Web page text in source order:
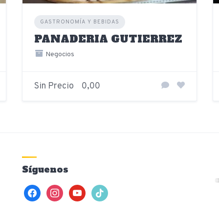
GASTRONOMÍA Y BEBIDAS
PANADERIA GUTIERREZ
Negocios
Sin Precio 0,00
Síguenos
facebookinstagramyoutubetiktok